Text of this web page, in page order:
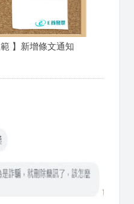
】新增條文通知